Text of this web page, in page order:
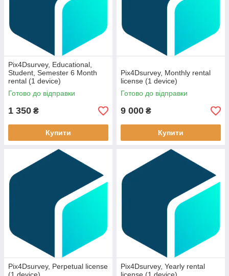
Pix4Dsurvey, Educational,
Student, Semester 6 Month
rental (1 device)
Готово до відправки
1 350 ₴
Купити
Pix4Dsurvey, Monthly rental
license (1 device)
Готово до відправки
9 000 ₴
Купити
Pix4Dsurvey, Perpetual license
Pix4Dsurvey, Yearly rental